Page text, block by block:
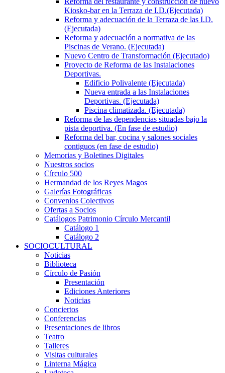
Kiosko-bar en la Terraza de I.D.(Ejecutada)
Reforma y adecuación de la Terraza de las I.D.
(Ejecutada)
Reforma y adecuación a normativa de las
Piscinas de Verano. (Ejecutada)
Nuevo Centro de Transformación (Ejecutado)
Proyecto de Reforma de las Instalaciones
Deportivas.
Edificio Polivalente (Ejecutada)
Nueva entrada a las Instalaciones
Deportivas. (Ejecutada)
Piscina climatizada. (Ejecutada)
Reforma de las dependencias situadas bajo la
pista deportiva. (En fase de estudio)
Reforma del bar, cocina y salones sociales
contiguos (en fase de estudio)
Memorias y Boletines Digitales
Nuestros socios
Círculo 500
Hermandad de los Reyes Magos
Galerías Fotográficas
Convenios Colectivos
Ofertas a Socios
Catálogos Patrimonio Círculo Mercantil
Catálogo 1
Catálogo 2
SOCIOCULTURAL
Noticias
Biblioteca
Círculo de Pasión
Presentación
Ediciones Anteriores
Noticias
Conciertos
Conferencias
Presentaciones de libros
Teatro
Talleres
Visitas culturales
Linterna Mágica